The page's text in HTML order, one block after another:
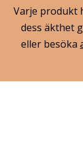
Varje produkt
dess äkthet
eller besöka